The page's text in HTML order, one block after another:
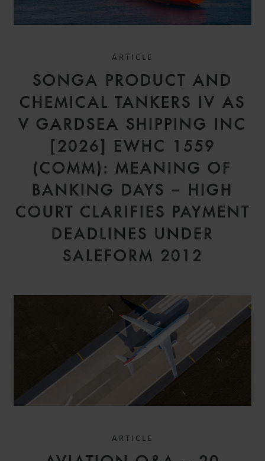
ARTICLE
SONGA PRODUCT AND
CHEMICAL TANKERS IV AS
V GARDSEA SHIPPING INC
[2026] EWHC 1559
(COMM): MEANING OF
BANKING DAYS – HIGH
COURT CLARIFIES PAYMENT
DEADLINES UNDER
SALEFORM 2012
ARTICLE